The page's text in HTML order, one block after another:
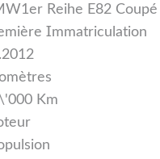
Reihe E82 Coupé
Immatriculation
Km